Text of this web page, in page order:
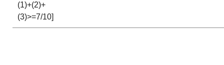
(1)+(2)+
(3)>=7/10]